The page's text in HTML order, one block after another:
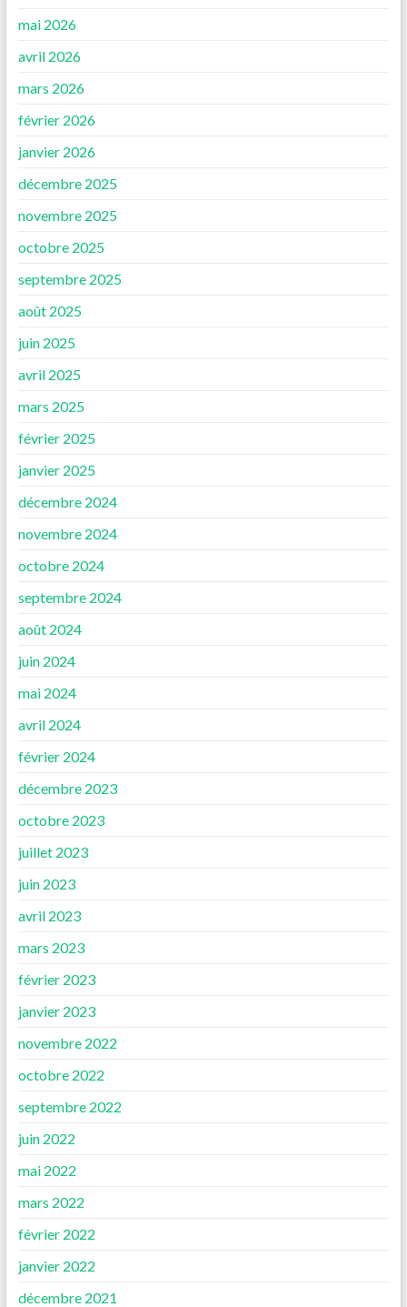
mai 2026
avril 2026
mars 2026
février 2026
janvier 2026
décembre 2025
novembre 2025
octobre 2025
septembre 2025
août 2025
juin 2025
avril 2025
mars 2025
février 2025
janvier 2025
décembre 2024
novembre 2024
octobre 2024
septembre 2024
août 2024
juin 2024
mai 2024
avril 2024
février 2024
décembre 2023
octobre 2023
juillet 2023
juin 2023
avril 2023
mars 2023
février 2023
janvier 2023
novembre 2022
octobre 2022
septembre 2022
juin 2022
mai 2022
mars 2022
février 2022
janvier 2022
décembre 2021